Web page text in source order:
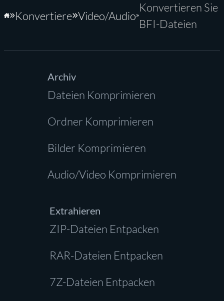
Startseite
Konvertiere Video/Audio
Konvertieren Sie
BFI-Dateien
Archiv
Dateien Komprimieren
Ordner Komprimieren
Bilder Komprimieren
Audio/Video Komprimieren
Extrahieren
ZIP-Dateien Entpacken
RAR-Dateien Entpacken
7Z-Dateien Entpacken